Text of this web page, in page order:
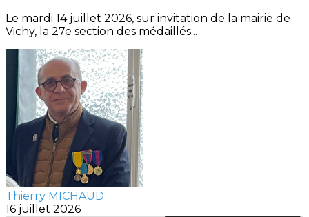
Le mardi 14 juillet 2026, sur invitation de la mairie de
Vichy, la 27e section des médaillés...
Thierry MICHAUD
16 juillet 2026